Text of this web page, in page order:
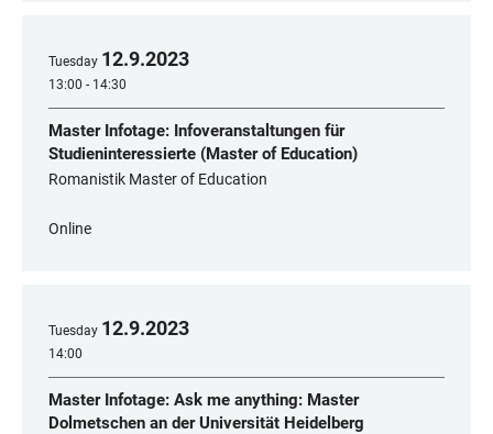
Tuesday 12.9.2023
13:00 - 14:30
Master Infotage: Infoveranstaltungen für
Studieninteressierte (Master of Education)
Romanistik Master of Education
Online
Tuesday 12.9.2023
14:00
Master Infotage: Ask me anything: Master
Dolmetschen an der Universität Heidelberg